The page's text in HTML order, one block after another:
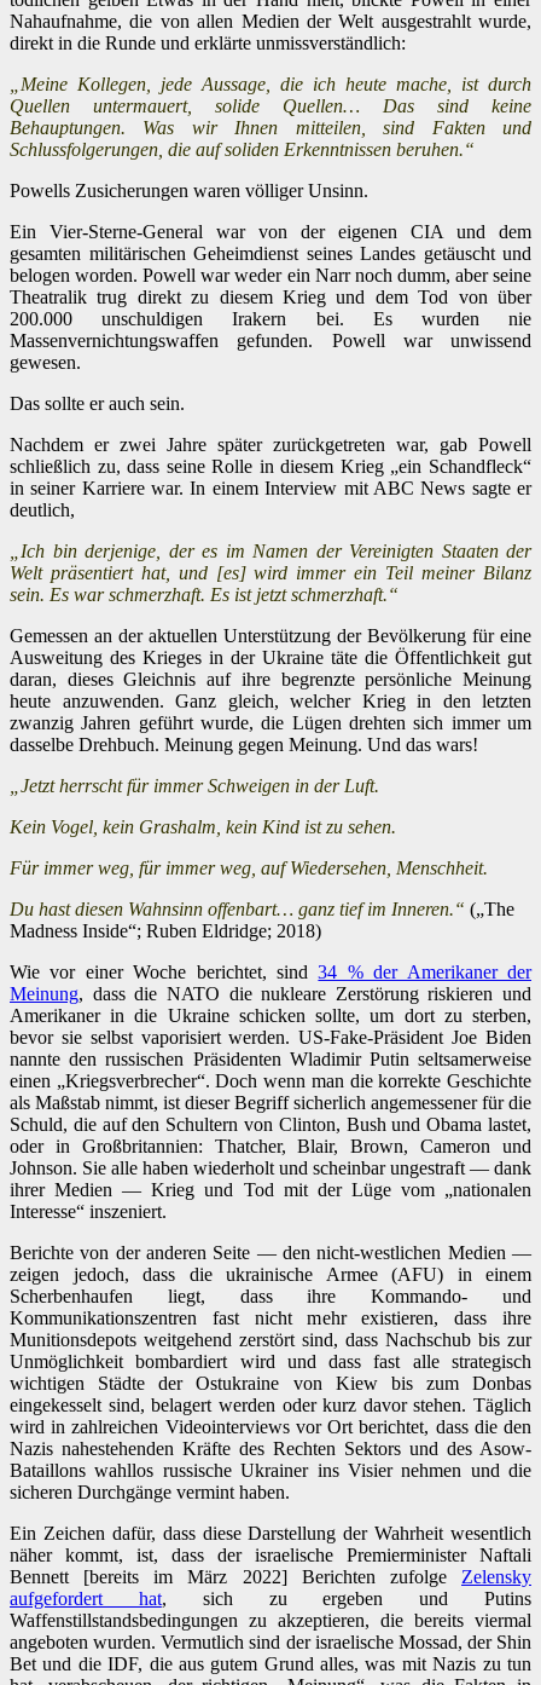
Nahaufnahme, die von allen Medien der Welt ausgestrahlt wurde,
direkt in die Runde und erklärte unmissverständlich:
„Meine Kollegen, jede Aussage, die ich heute mache, ist durch
Quellen untermauert, solide Quellen… Das sind keine
Behauptungen. Was wir Ihnen mitteilen, sind Fakten und
Schlussfolgerungen, die auf soliden Erkenntnissen beruhen.“
Powells Zusicherungen waren völliger Unsinn.
Ein Vier-Sterne-General war von der eigenen CIA und dem
gesamten militärischen Geheimdienst seines Landes getäuscht und
belogen worden. Powell war weder ein Narr noch dumm, aber seine
Theatralik trug direkt zu diesem Krieg und dem Tod von über
200.000 unschuldigen Irakern bei. Es wurden nie
Massenvernichtungswaffen gefunden. Powell war unwissend
gewesen.
Das sollte er auch sein.
Nachdem er zwei Jahre später zurückgetreten war, gab Powell
schließlich zu, dass seine Rolle in diesem Krieg „ein Schandfleck“
in seiner Karriere war. In einem Interview mit ABC News sagte er
deutlich,
„Ich bin derjenige, der es im Namen der Vereinigten Staaten der
Welt präsentiert hat, und [es] wird immer ein Teil meiner Bilanz
sein. Es war schmerzhaft. Es ist jetzt schmerzhaft.“
Gemessen an der aktuellen Unterstützung der Bevölkerung für eine
Ausweitung des Krieges in der Ukraine täte die Öffentlichkeit gut
daran, dieses Gleichnis auf ihre begrenzte persönliche Meinung
heute anzuwenden. Ganz gleich, welcher Krieg in den letzten
zwanzig Jahren geführt wurde, die Lügen drehten sich immer um
dasselbe Drehbuch. Meinung gegen Meinung. Und das wars!
„Jetzt herrscht für immer Schweigen in der Luft.
Kein Vogel, kein Grashalm, kein Kind ist zu sehen.
Für immer weg, für immer weg, auf Wiedersehen, Menschheit.
Du hast diesen Wahnsinn offenbart… ganz tief im Inneren.“ („The
Madness Inside“; Ruben Eldridge; 2018)
Wie vor einer Woche berichtet, sind34 % der Amerikaner der
Meinung, dass die NATO die nukleare Zerstörung riskieren und
Amerikaner in die Ukraine schicken sollte, um dort zu sterben,
bevor sie selbst vaporisiert werden. US-Fake-Präsident Joe Biden
nannte den russischen Präsidenten Wladimir Putin seltsamerweise
einen „Kriegsverbrecher“. Doch wenn man die korrekte Geschichte
als Maßstab nimmt, ist dieser Begriff sicherlich angemessener für die
Schuld, die auf den Schultern von Clinton, Bush und Obama lastet,
oder in Großbritannien: Thatcher, Blair, Brown, Cameron und
Johnson. Sie alle haben wiederholt und scheinbar ungestraft — dank
ihrer Medien — Krieg und Tod mit der Lüge vom „nationalen
Interesse“ inszeniert.
Berichte von der anderen Seite — den nicht-westlichen Medien —
zeigen jedoch, dass die ukrainische Armee (AFU) in einem
Scherbenhaufen liegt, dass ihre Kommando- und
Kommunikationszentren fast nicht mehr existieren, dass ihre
Munitionsdepots weitgehend zerstört sind, dass Nachschub bis zur
Unmöglichkeit bombardiert wird und dass fast alle strategisch
wichtigen Städte der Ostukraine von Kiew bis zum Donbas
eingekesselt sind, belagert werden oder kurz davor stehen. Täglich
wird in zahlreichen Videointerviews vor Ort berichtet, dass die den
Nazis nahestehenden Kräfte des Rechten Sektors und des Asow-
Bataillons wahllos russische Ukrainer ins Visier nehmen und die
sicheren Durchgänge vermint haben.
Ein Zeichen dafür, dass diese Darstellung der Wahrheit wesentlich
näher kommt, ist, dass der israelische Premierminister Naftali
Bennett [bereits im März 2022] Berichten zufolge Zelensky
aufgefordert hat, sich zu ergeben und Putins
Waffenstillstandsbedingungen zu akzeptieren, die bereits viermal
angeboten wurden. Vermutlich sind der israelische Mossad, der Shin
Bet und die IDF, die aus gutem Grund alles, was mit Nazis zu tun